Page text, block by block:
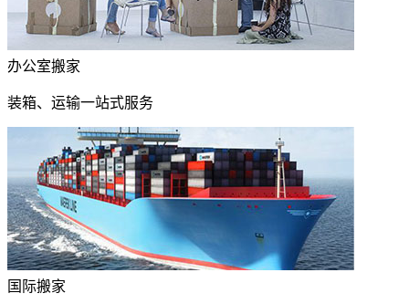
办公室搬家
装箱、运输一站式服务
国际搬家